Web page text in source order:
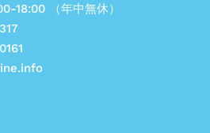
18:00 （年中無休）